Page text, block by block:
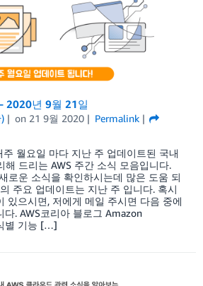
2020년 9월 21일
on 21 9월 2020
Permalink
월요일 마다 지난 주 업데이트된 국내
해 드리는 AWS 주간 소식 모음입니다.
로운 소식을 확인하시는데 많은 도움 되
주요 업데이트는 지난 주 입니다. 혹시
있으시면, 저에게 메일 주시면 다음 중에
다. AWS코리아 블로그 Amazon
별 기능 […]